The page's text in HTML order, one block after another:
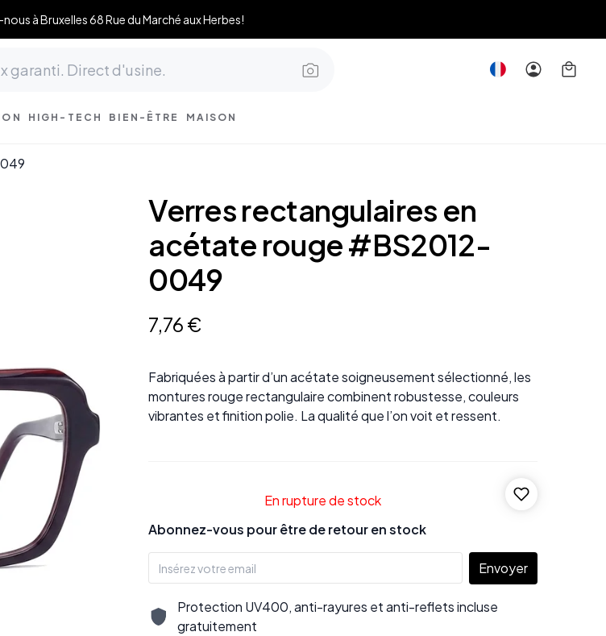
à Bruxelles 68 Rue du Marché aux Herbes!
HIGH-TECH BIEN-ÊTRE MAISON
Verres rectangulaires en
acétate rouge #BS2012-
0049
7,76 €
Fabriquées à partir d’un acétate soigneusement sélectionné, les
montures rouge rectangulaire combinent robustesse, couleurs
vibrantes et finition polie. La qualité que l’on voit et ressent.
En rupture de stock
Abonnez-vous pour être de retour en stock
Envoyer
Protection UV400, anti-rayures et anti-reflets incluse
gratuitement